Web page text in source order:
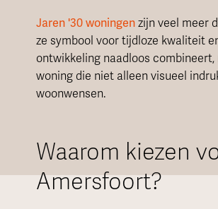
Jaren '30 woningenzijn veel meer
ze symbool voor tijdloze kwaliteit
ontwikkeling naadloos
woning die niet alleen visueel
woonwensen.
Waarom kiezen
Amersfoort?